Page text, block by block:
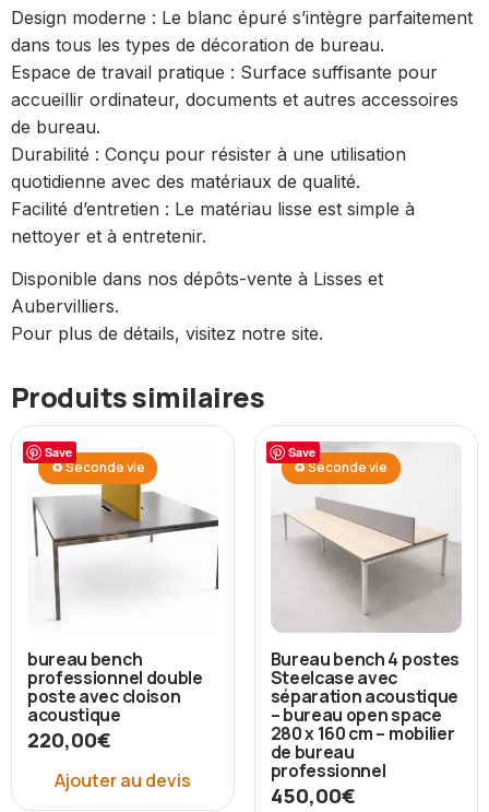
Design moderne : Le blanc épuré s’intègre parfaitement
dans tous les types de décoration de bureau.
Espace de travail pratique : Surface suffisante pour
accueillir ordinateur, documents et autres accessoires
de bureau.
Durabilité : Conçu pour résister à une utilisation
quotidienne avec des matériaux de qualité.
Facilité d’entretien : Le matériau lisse est simple à
nettoyer et à entretenir.
Disponible dans nos dépôts-vente à Lisses et
Aubervilliers.
Pour plus de détails, visitez notre site.
Produits similaires
Save
♻ Seconde vie
bureau bench
professionnel double
poste avec cloison
acoustique
220,00€
Ajouter au devis
Save
♻ Seconde vie
Bureau bench 4 postes
Steelcase avec
séparation acoustique
– bureau open space
280 x 160 cm – mobilier
de bureau
professionnel
450,00€